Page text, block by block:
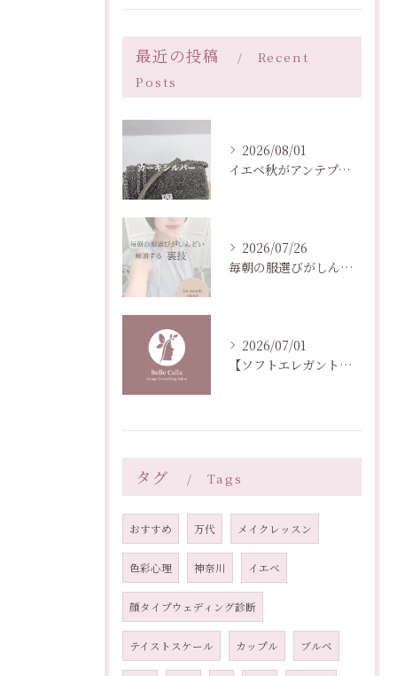
最近の投稿
Recent
Posts
2026/08/01
イエベ秋がアンテプリマを持つなら？
2026/07/26
毎朝の服選びがしんどい人の裏技
2026/07/01
【ソフトエレガント髪型】頑張るアレンジは不要。大人の引き算ヘア
タグ Tags
おすすめ 万代 メイクレッスン
色彩心理 神奈川 イエベ
顔タイプウェディング診断
テイストスケール カップル ブルベ